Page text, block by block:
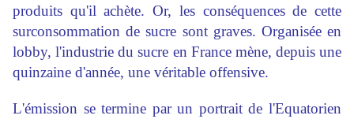
produits qu'il achète. Or, les conséquences de cette
surconsommation de sucre sont graves. Organisée en
lobby, l'industrie du sucre en France mène, depuis une
quinzaine d'année, une véritable offensive.
L'émission se termine par un portrait de l'Equatorien